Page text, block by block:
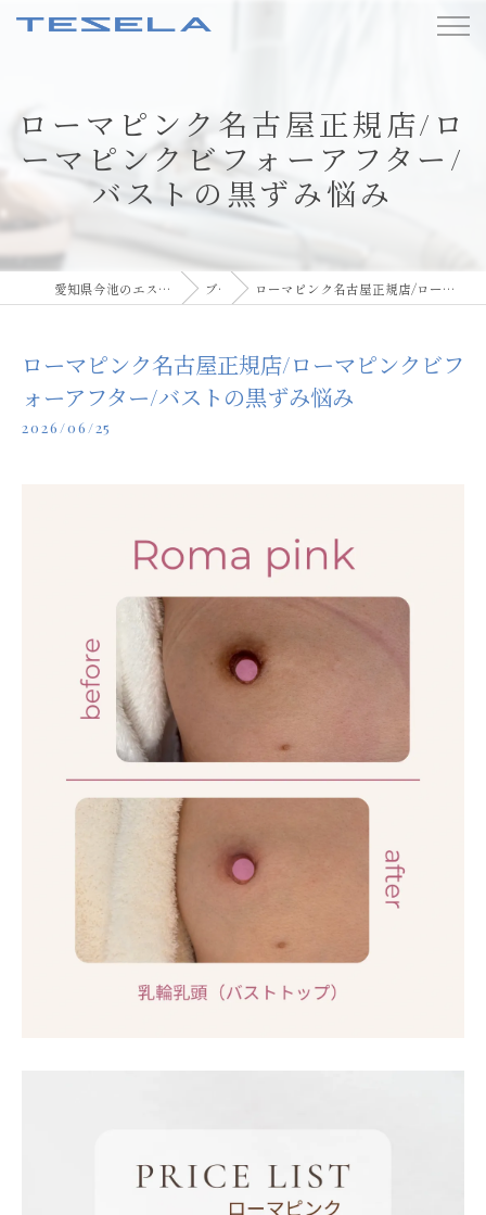
ローマピンク名古屋正規店/ロ
ーマピンクビフォーアフター/
バストの黒ずみ悩み
愛知県今池のエステならBody care TESELA ブログ ローマピンク名古屋正規店/ローマピンクビフォーアフター/バストの黒ずみ悩み
ローマピンク名古屋正規店/ローマピンクビフ
ォーアフター/バストの黒ずみ悩み
2026/06/25